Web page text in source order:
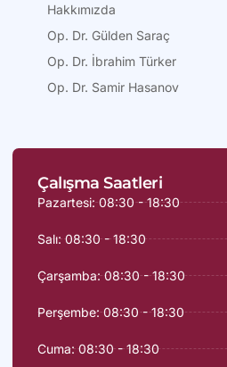
Hakkımızda
Op. Dr. Gülden Saraç
Op. Dr. İbrahim Türker
Op. Dr. Samir Hasanov
Çalışma Saatleri
Pazartesi: 08:30 - 18:30
Salı: 08:30 - 18:30
Çarşamba: 08:30 - 18:30
Perşembe: 08:30 - 18:30
Cuma: 08:30 - 18:30